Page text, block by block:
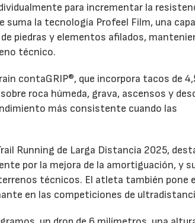
para incrementar la
suma la tecnología Profeel Film, una capa
piedras y elementos afilados,
técnico.
contaGRIP®, que incorpora tacos de
roca húmeda, grava, ascensos y
más consistente cuando las
Running de Larga Distancia 2025,
por la mejora de la amortiguación, y
técnicos. El atleta también pone
en las competiciones de